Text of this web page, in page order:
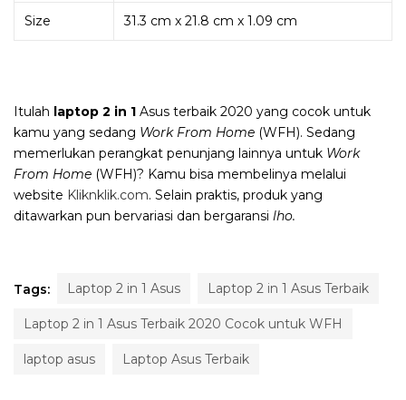
Size 31.3 cm x21.8 cm x1.09 cm
Itulah laptop 2 in 1 Asus terbaik 2020 yang cocok untuk
kamu yang sedang Work From Home (WFH). Sedang
memerlukan perangkat penunjang lainnya untuk Work
From Home (WFH)? Kamu bisa membelinya melalui
website Kliknklik.com. Selain praktis, produk yang
ditawarkan pun bervariasi dan bergaransi lho.
Tags: Laptop 2 in 1 Asus Laptop 2 in 1 Asus Terbaik
Laptop 2 in 1 Asus Terbaik 2020 Cocok untuk WFH
laptop asus Laptop Asus Terbaik